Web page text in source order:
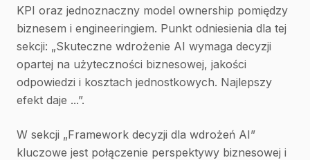
KPI oraz jednoznaczny model ownership pomiędzy
biznesem i engineeringiem. Punkt odniesienia dla tej
sekcji: „Skuteczne wdrożenie AI wymaga decyzji
opartej na użyteczności biznesowej, jakości
odpowiedzi i kosztach jednostkowych. Najlepszy
efekt daje ...”.
W sekcji „Framework decyzji dla wdrożeń AI”
kluczowe jest połączenie perspektywy biznesowej i